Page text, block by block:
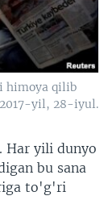
himoya qilib
yil, 28-iyul.
Har yili dunyo
bu sana
to'g'ri